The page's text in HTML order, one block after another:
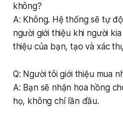
không?
A: Không. Hệ thống sẽ tự
người giới thiệu khi người
thiệu của bạn, tạo và xác
Q: Người tôi giới thiệu mua
A: Bạn sẽ nhận hoa hồng
họ, không chỉ lần đầu.